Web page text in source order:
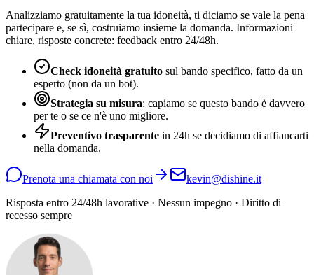
Analizziamo gratuitamente la tua idoneità, ti diciamo se vale la pena
partecipare e, se sì, costruiamo insieme la domanda. Informazioni
chiare, risposte concrete: feedback entro 24/48h.
Check idoneità gratuito sul bando specifico, fatto da un
esperto (non da un bot).
Strategia su misura: capiamo se questo bando è davvero
per te o se ce n'è uno migliore.
Preventivo trasparente in 24h se decidiamo di affiancarti
nella domanda.
Prenota una chiamata con noi
kevin@dishine.it
Risposta entro 24/48h lavorative · Nessun impegno · Diritto di
recesso sempre